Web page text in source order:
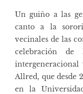
Un guiño a las
canto a la
vecinales de las
celebración de
intergeneracional
Allred, que desde
en la